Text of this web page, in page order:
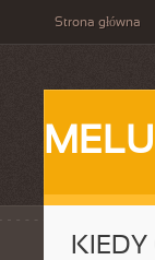
Strona główna